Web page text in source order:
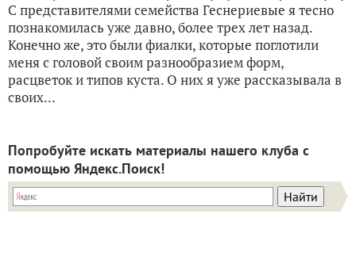
С представителями семейства Геснериевые я тесно
познакомилась уже давно, более трех лет назад.
Конечно же, это были фиалки, которые поглотили
меня с головой своим разнообразием форм,
расцветок и типов куста. О них я уже рассказывала в
своих...
Попробуйте искать материалы нашего клуба с
помощью Яндекс.Поиск!